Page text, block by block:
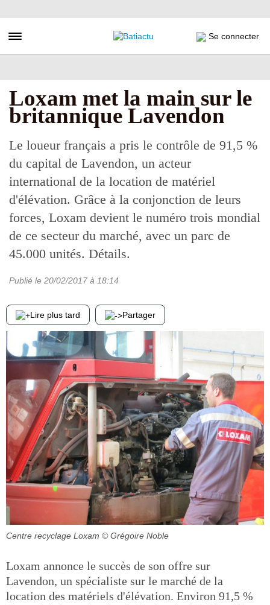
au
principal
Toggle navigation Se connecter
Loxam met la main sur le
britannique Lavendon
Le loueur français a pris le contrôle de 91,5 %
du capital de Lavendon, un acteur
international de la location de matériel
d'élévation. Grâce à la conjonction de leurs
forces, Loxam devient le numéro trois mondial
de ce secteur du marché, avec un parc de
45.000 unités. Détails.
Publié le 20/02/2017 à 18:14
Lire plus tard Partager
Centre recyclage Loxam © Grégoire Noble
Loxam annonce le succès de son offre sur
Lavendon, un spécialiste sur le marché de la
location des matériels d'élévation. Environ 91,5 %